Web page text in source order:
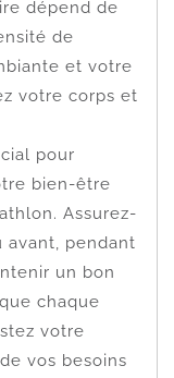
dépend de
de
et votre
votre corps et
pour
bien-être
Assurez-
avant, pendant
un bon
chaque
votre
vos besoins